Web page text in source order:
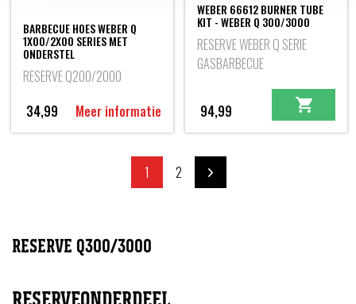
BARBECUE HOES WEBER Q
1X00/2X00 SERIES MET
ONDERSTEL
RESERVE Q200/2000
34,99
Meer informatie
WEBER 66612 BURNER TUBE
KIT - WEBER Q 300/3000
RESERVE WEBER Q SERIE
GASBARBECUE
94,99
1 2
RESERVE Q300/3000
RESERVEONDERDEEL